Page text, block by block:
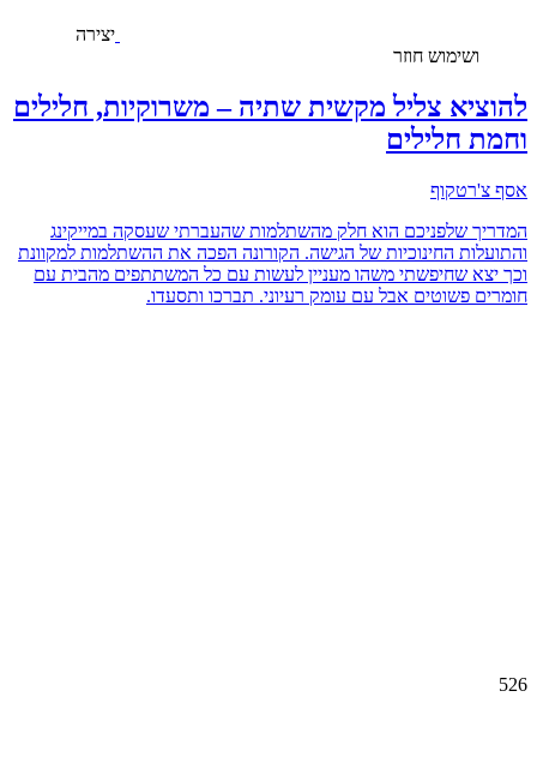
יצירה
ושימוש חוזר
להוציא צליל מקשית שתיה – משרוקיות, חלילים
וחמת חלילים
אסף צ'רטקוף
המדריך שלפניכם הוא חלק מהשתלמות שהעברתי שעסקה במייקינג
והתועלות החינוכיות של הגישה. הקורונה הפכה את ההשתלמות למקוונת
וכך יצא שחיפשתי משהו מעניין לעשות עם כל המשתתפים מהבית עם
חומרים פשוטים אבל עם עומק רעיוני. תברכו ותסעדו.
526